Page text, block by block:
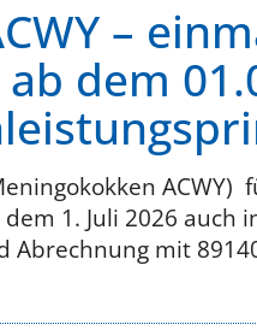
–
dem
ACWY)
1. Juli 2026
Abrechnung mit